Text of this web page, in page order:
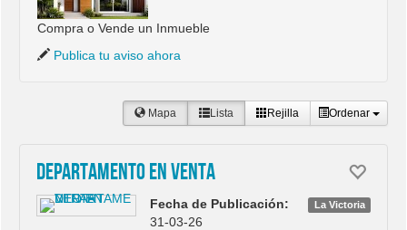
Compra o Vende un Inmueble
Publica tu aviso ahora
Mapa Lista Rejilla Ordenar
DEPARTAMENTO EN VENTA
La Victoria
Fecha de Publicación:
31-03-26